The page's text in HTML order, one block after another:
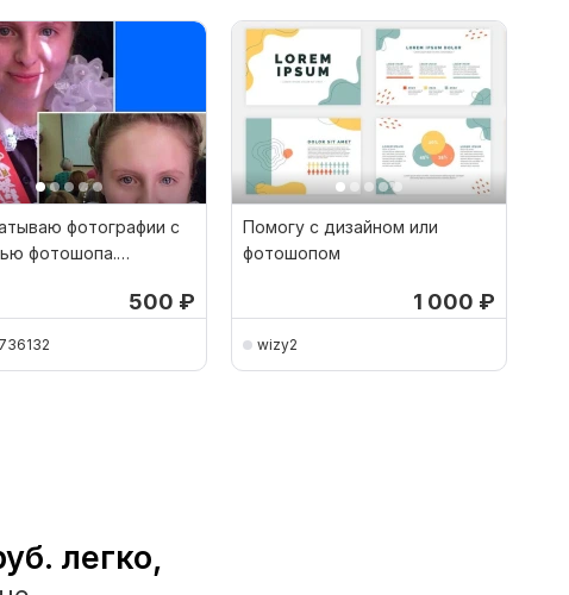
фотографии с
фотошопа.
500 ₽
Помогу с дизайном или
фотошопом
1 000 ₽
wizy2
легко,